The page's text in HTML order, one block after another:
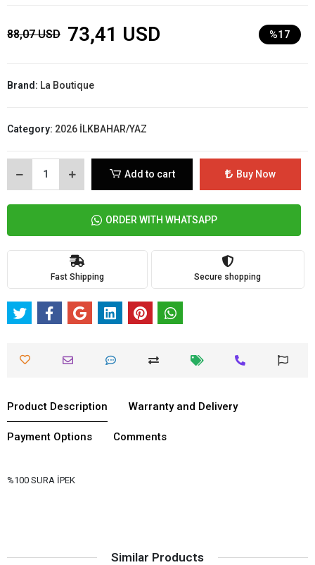
88,07 USD 73,41 USD %17
Brand: La Boutique
Category: 2026 İLKBAHAR/YAZ
Add to cart Buy Now
ORDER WITH WHATSAPP
Fast Shipping Secure shopping
Product Description Warranty and Delivery
Payment Options Comments
%100 SURA İPEK
Similar Products